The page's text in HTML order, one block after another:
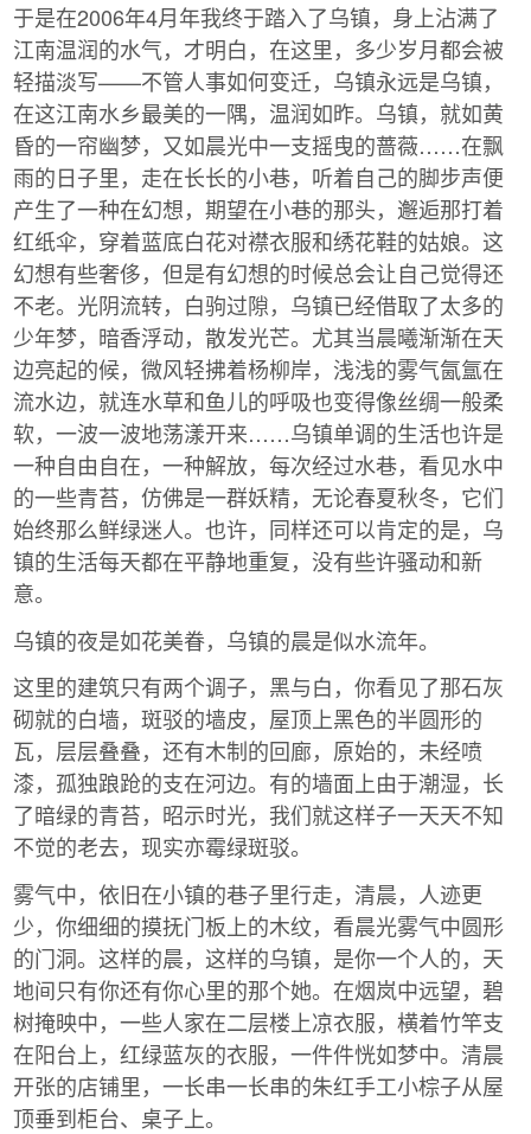
于是在2006年4月年我终于踏入了乌镇，身上沾满了
江南温润的水气，才明白，在这里，多少岁月都会被
轻描淡写——不管人事如何变迁，乌镇永远是乌镇，
在这江南水乡最美的一隅，温润如昨。乌镇，就如黄
昏的一帘幽梦，又如晨光中一支摇曳的蔷薇……在飘
雨的日子里，走在长长的小巷，听着自己的脚步声便
产生了一种在幻想，期望在小巷的那头，邂逅那打着
红纸伞，穿着蓝底白花对襟衣服和绣花鞋的姑娘。这
幻想有些奢侈，但是有幻想的时候总会让自己觉得还
不老。光阴流转，白驹过隙，乌镇已经借取了太多的
少年梦，暗香浮动，散发光芒。尤其当晨曦渐渐在天
边亮起的候，微风轻拂着杨柳岸，浅浅的雾气氤氲在
流水边，就连水草和鱼儿的呼吸也变得像丝绸一般柔
软，一波一波地荡漾开来……乌镇单调的生活也许是
一种自由自在，一种解放，每次经过水巷，看见水中
的一些青苔，仿佛是一群妖精，无论春夏秋冬，它们
始终那么鲜绿迷人。也许，同样还可以肯定的是，乌
镇的生活每天都在平静地重复，没有些许骚动和新
意。 ­
乌镇的夜是如花美眷，乌镇的晨是似水流年。 ­
这里的建筑只有两个调子，黑与白，你看见了那石灰
砌就的白墙，斑驳的墙皮，屋顶上黑色的半圆形的
瓦，层层叠叠，还有木制的回廊，原始的，未经喷
漆，孤独踉跄的支在河边。有的墙面上由于潮湿，长
了暗绿的青苔，昭示时光，我们就这样子一天天不知
不觉的老去，现实亦霉绿斑驳。 ­
雾气中，依旧在小镇的巷子里行走，清晨，人迹更
少，你细细的摸抚门板上的木纹，看晨光雾气中圆形
的门洞。这样的晨，这样的乌镇，是你一个人的，天
地间只有你还有你心里的那个她。在烟岚中远望，碧
树掩映中，一些人家在二层楼上凉衣服，横着竹竿支
在阳台上，红绿蓝灰的衣服，一件件恍如梦中。清晨
开张的店铺里，一长串一长串的朱红手工小棕子从屋
顶垂到柜台、桌子上。 ­